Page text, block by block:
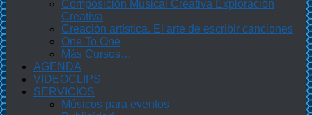
Composición Musical Creativa Exploración
Creativa
Creación artística. El arte de escribir canciones
One To One
Más Cursos…
AGENDA
VIDEOCLIPS
SERVICIOS
Músicos para eventos